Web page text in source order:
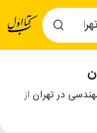
از